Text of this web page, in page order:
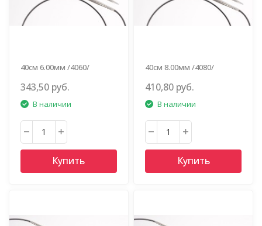
40см 6.00мм /4060/
343,50 руб.
В наличии
Купить
40см 8.00мм /4080/
410,80 руб.
В наличии
Купить